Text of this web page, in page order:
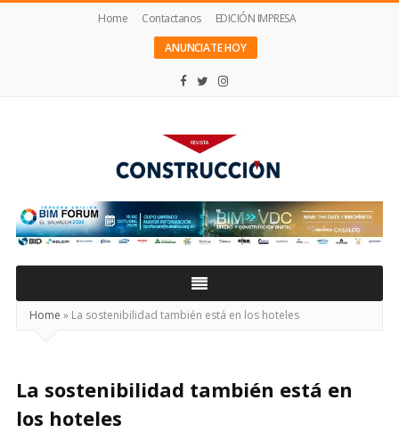
Home Contactanos
EDICIÓN IMPRESA
ANUNCIATE HOY
Construcción
Home » La sostenibilidad también está en los hoteles
La sostenibilidad también está en
los hoteles